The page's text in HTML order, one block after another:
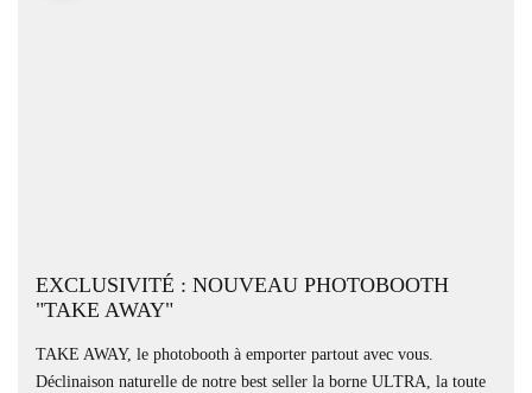
EXCLUSIVITÉ : NOUVEAU PHOTOBOOTH
"TAKE AWAY"
TAKE AWAY, le photobooth à emporter partout avec vous.
Déclinaison naturelle de notre best seller la borne ULTRA, la toute